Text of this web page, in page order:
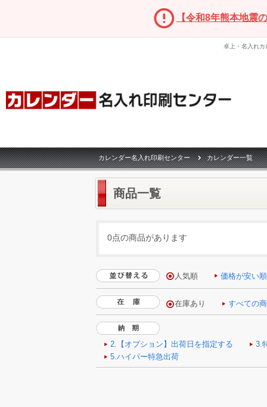
【令和8年熊本地震
卓上・名入れ
カレンダー名入れ印刷センター カレンダー一覧
商品一覧
0点の商品があります
人気順 価格が安い順